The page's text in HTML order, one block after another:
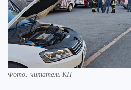
Фото: читатель КП